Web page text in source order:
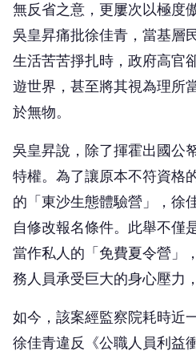
無反省之意，更屢次以極度
吳皇昇痛批徐佳青，當基層
生活苦苦掙扎時，政府高官
遊世界，甚至將其視為理所
於無物。
吳皇昇說，除了揮霍出國公
特權。為了讓原本不符資格
的「東沙生態體驗營」，徐
自修改報名條件。此舉不僅
當作私人的「免費夏令營」
務人員承受巨大的身心壓力
如今，該案經監察院耗時近
徐佳青違反《公職人員利益